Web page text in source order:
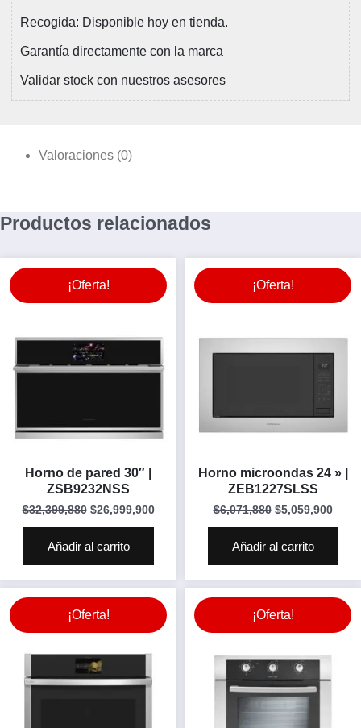
Recogida: Disponible hoy en tienda.
Garantía directamente con la marca
Validar stock con nuestros asesores
Valoraciones (0)
Productos relacionados
¡Oferta!
Horno de pared 30″ |
ZSB9232NSS
$32,399,880 $26,999,900
Añadir al carrito
¡Oferta!
Horno microondas 24 » |
ZEB1227SLSS
$6,071,880 $5,059,900
Añadir al carrito
¡Oferta! ¡Oferta!